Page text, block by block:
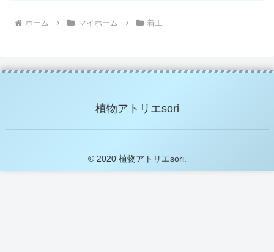
ホーム マイホーム 着工
植物アトリエsori
© 2020 植物アトリエsori.